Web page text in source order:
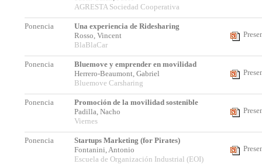
AGRESTA Sociedad Cooperativa
Ponencia
Una experiencia de Ridesharing
Rosso, Vincent
BlaBlaCar
Ponencia
Bluemove y emprender en movilidad
Herrero-Beaumont, Gabriel
Bluemove Carsharing
Ponencia
Promoción de la movilidad sostenible
Padilla, Nacho
Viernes
Ponencia
Startups Marketing (for Pirates)
Fontanini, Antonio
Escuela de Organización Industrial (EOI)